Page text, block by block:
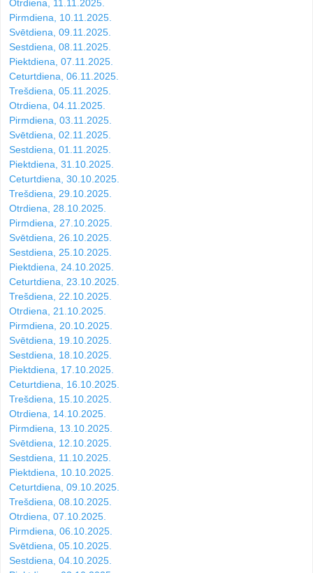
Otrdiena, 11.11.2025.
Pirmdiena, 10.11.2025.
Svētdiena, 09.11.2025.
Sestdiena, 08.11.2025.
Piektdiena, 07.11.2025.
Ceturtdiena, 06.11.2025.
Trešdiena, 05.11.2025.
Otrdiena, 04.11.2025.
Pirmdiena, 03.11.2025.
Svētdiena, 02.11.2025.
Sestdiena, 01.11.2025.
Piektdiena, 31.10.2025.
Ceturtdiena, 30.10.2025.
Trešdiena, 29.10.2025.
Otrdiena, 28.10.2025.
Pirmdiena, 27.10.2025.
Svētdiena, 26.10.2025.
Sestdiena, 25.10.2025.
Piektdiena, 24.10.2025.
Ceturtdiena, 23.10.2025.
Trešdiena, 22.10.2025.
Otrdiena, 21.10.2025.
Pirmdiena, 20.10.2025.
Svētdiena, 19.10.2025.
Sestdiena, 18.10.2025.
Piektdiena, 17.10.2025.
Ceturtdiena, 16.10.2025.
Trešdiena, 15.10.2025.
Otrdiena, 14.10.2025.
Pirmdiena, 13.10.2025.
Svētdiena, 12.10.2025.
Sestdiena, 11.10.2025.
Piektdiena, 10.10.2025.
Ceturtdiena, 09.10.2025.
Trešdiena, 08.10.2025.
Otrdiena, 07.10.2025.
Pirmdiena, 06.10.2025.
Svētdiena, 05.10.2025.
Sestdiena, 04.10.2025.